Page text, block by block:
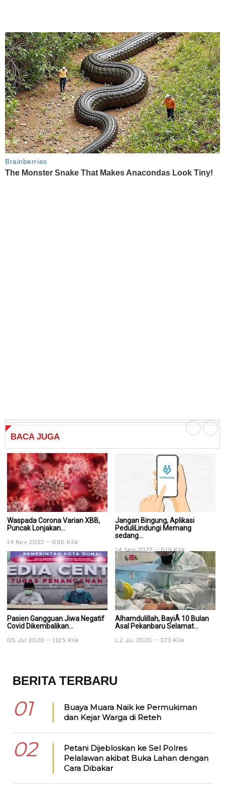
BACA JUGA
Waspada Corona Varian XBB,
Puncak Lonjakan...
14 Nov 2022 666 Klik
Jangan Bingung, Aplikasi
PeduliLindungi Memang
sedang...
14 Sep 2022 619 Klik
Pasien Gangguan Jiwa Negatif
Covid Dikembalikan...
05 Jul 2020 1125 Klik
Alhamdulillah, BayiÂ 10 Bulan
Asal Pekanbaru Selamat...
02 Jul 2020 373 Klik
BERITA TERBARU
01
Buaya Muara Naik ke Permukiman
dan Kejar Warga di Reteh
02
Petani Dijebloskan ke Sel Polres
Pelalawan akibat Buka Lahan dengan
Cara Dibakar